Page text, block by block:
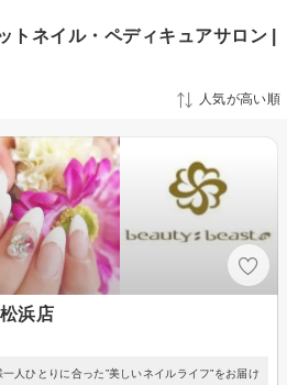
トネイル・ペディキュアサロン |
人気が高い順
浜店
人ひとりに合った”美しいネイルライフ”をお届け